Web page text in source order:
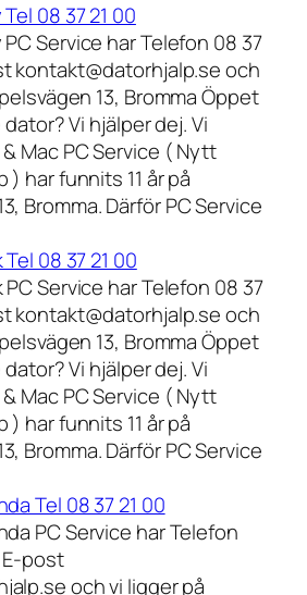
08 37 21 00
Service har Telefon 08 37
kontakt@datorhjalp.se och
13, Bromma Öppet
Vi hjälper dej. Vi
Mac PC Service ( Nytt
) har funnits 11 år på
Bromma. Därför PC Service
08 37 21 00
PC Service har Telefon 08 37
kontakt@datorhjalp.se och
13, Bromma Öppet
Vi hjälper dej. Vi
Mac PC Service ( Nytt
) har funnits 11 år på
Bromma. Därför PC Service
Tel 08 37 21 00
PC Service har Telefon
E-post
och vi ligger på